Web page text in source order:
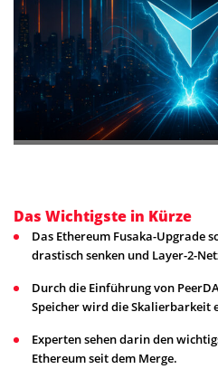
Das Wichtigste in Kürze
Das Ethereum Fusaka-Upgrade
drastisch senken und Layer-2-
Durch die Einführung von
Speicher wird die Skalierbarkeit
Experten sehen darin den
Ethereum seit dem Merge.